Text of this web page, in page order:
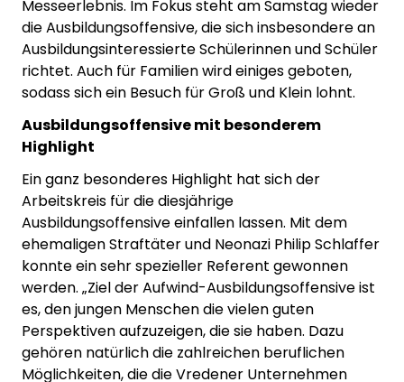
Messeerlebnis. Im Fokus steht am Samstag wieder
die Ausbildungsoffensive, die sich insbesondere an
Ausbildungsinteressierte Schülerinnen und Schüler
richtet. Auch für Familien wird einiges geboten,
sodass sich ein Besuch für Groß und Klein lohnt.
Ausbildungsoffensive mit besonderem
Highlight
Ein ganz besonderes Highlight hat sich der
Arbeitskreis für die diesjährige
Ausbildungsoffensive einfallen lassen. Mit dem
ehemaligen Straftäter und Neonazi Philip Schlaffer
konnte ein sehr spezieller Referent gewonnen
werden. „Ziel der Aufwind-Ausbildungsoffensive ist
es, den jungen Menschen die vielen guten
Perspektiven aufzuzeigen, die sie haben. Dazu
gehören natürlich die zahlreichen beruflichen
Möglichkeiten, die die Vredener Unternehmen